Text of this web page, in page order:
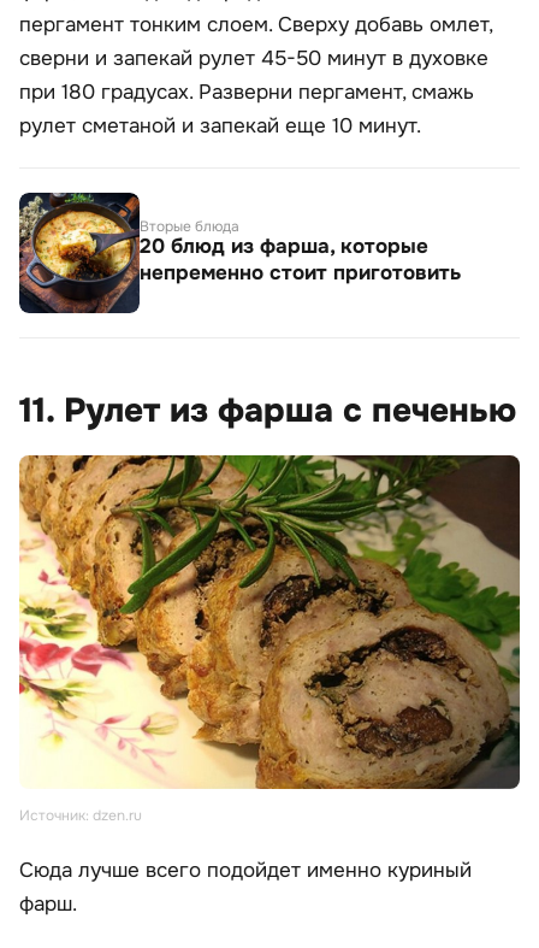
пергамент тонким слоем. Сверху добавь омлет,
сверни и запекай рулет 45-50 минут в духовке
при 180 градусах. Разверни пергамент, смажь
рулет сметаной и запекай еще 10 минут.
Вторые блюда
20 блюд из фарша, которые
непременно стоит приготовить
11. Рулет из фарша с печенью
Источник: dzen.ru
Сюда лучше всего подойдет именно куриный
фарш.